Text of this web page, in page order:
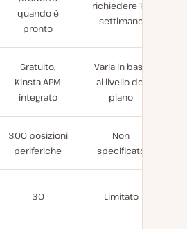
quando è
pronto
richiedere 1-3
settimane
Gratuito,
Kinsta APM
integrato
Varia in base
al livello del
piano
300 posizioni
periferiche
Non
specificato
30 Limitato